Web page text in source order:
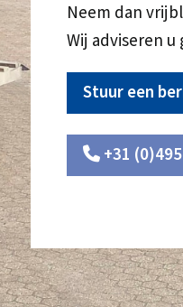
Neem dan
Wij adviseren u
Stuur een
+31